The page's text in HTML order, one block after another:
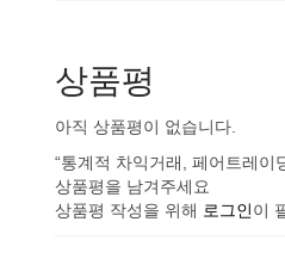
상품평
아직 상품평이 없습니다.
“통계적 차익거래, 페어트레이
상품평을 남겨주세요
상품평 작성을 위해 로그인이